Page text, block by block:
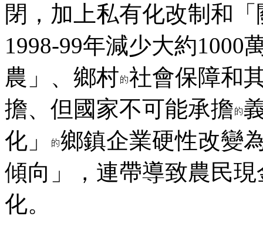
閉，加上私有化改制和
1998-99年減少大約1000
農」、鄉村 社會保障和
擔、但國家不可能承擔
化」
鄉鎮企業硬性改變
傾向」，連帶導致農民
化。